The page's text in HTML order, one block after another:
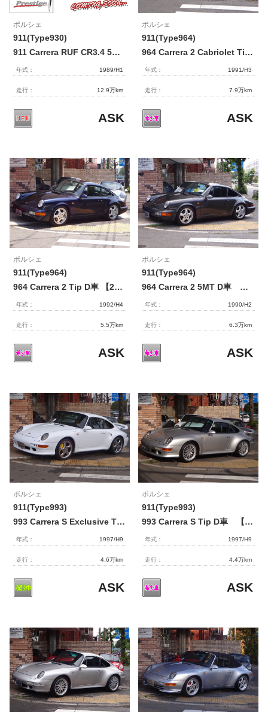
ポルシェ
911(Type930)
911 Carrera RUF CR3.4 5MT D車 【2176】
年式： 1989/H1
走行： 12.9万km
ASK
ポルシェ
911(Type964)
964 Carrera 2 Cabriolet Tip 【2170】
年式： 1991/H3
走行： 7.9万km
ASK
ポルシェ
911(Type964)
964 Carrera 2 Tip D車 【2172】
年式： 1992/H4
走行： 5.5万km
ASK
ポルシェ
911(Type964)
964 Carrera 2 5MT D車 【2174】
年式： 1990/H2
走行： 6.3万km
ASK
ポルシェ
911(Type993)
993 Carrera S Exclusive Tip 【2175】
年式： 1997/H9
走行： 4.6万km
ASK
ポルシェ
911(Type993)
993 Carrera S Tip D車 【2168】
年式： 1997/H9
走行： 4.4万km
ASK